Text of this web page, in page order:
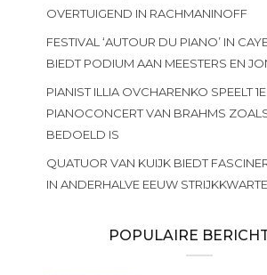
OVERTUIGEND IN RACHMANINOFF
FESTIVAL ‘AUTOUR DU PIANO’ IN
BIEDT PODIUM AAN MEESTERS EN
PIANIST ILLIA OVCHARENKO SPEELT 1E
PIANOCONCERT VAN BRAHMS
BEDOELD IS
QUATUOR VAN KUIJK BIEDT
IN ANDERHALVE EEUW
POPULAIRE